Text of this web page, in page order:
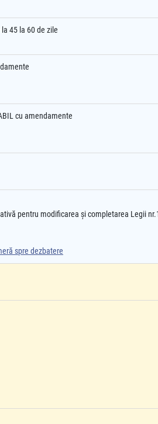
45 la 60 de zile
cu amendamente
pentru modificarea și completarea Legii
spre dezbatere